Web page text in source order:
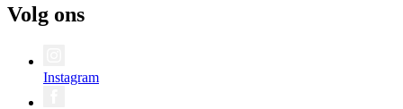
Volg ons
Instagram